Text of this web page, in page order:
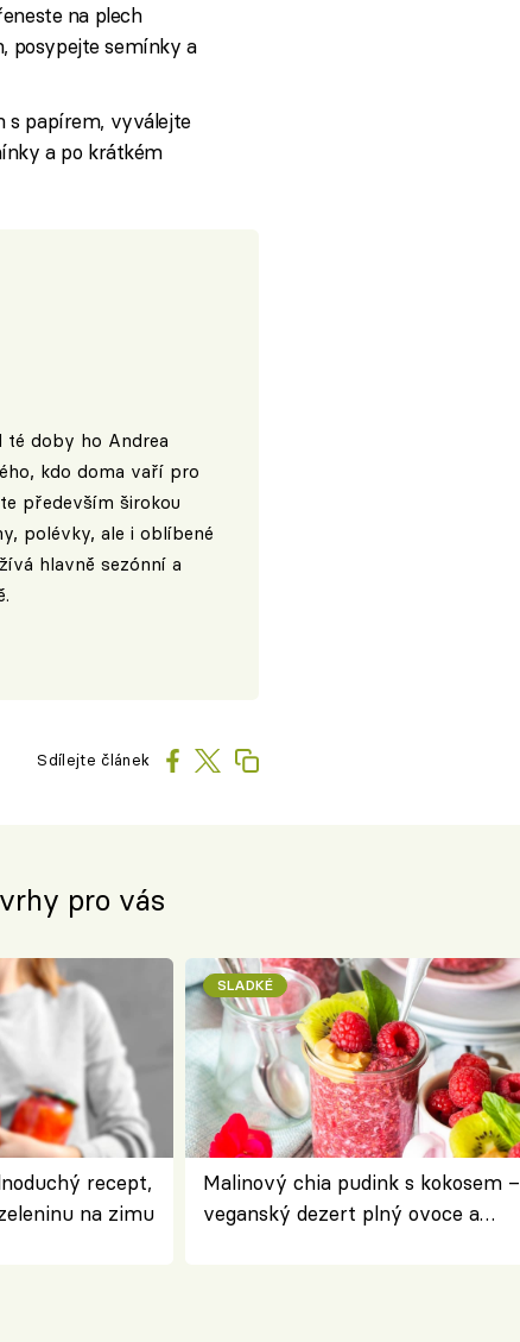
na plech
posypejte semínky a
s papírem, vyválejte
a po krátkém
té doby ho Andrea
kdo doma vaří pro
především širokou
polévky, ale i oblíbené
hlavně sezónní a
Sdílejte článek
pro vás
recept,
na zimu
SLADKÉ
Malinový chia pudink s kokosem –
veganský dezert plný ovoce a